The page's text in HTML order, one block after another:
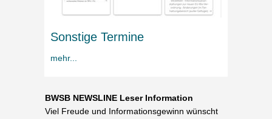
Sonstige Termine
mehr...
BWSB NEWSLINE Leser Information
Viel Freude und Informationsgewinn wünscht